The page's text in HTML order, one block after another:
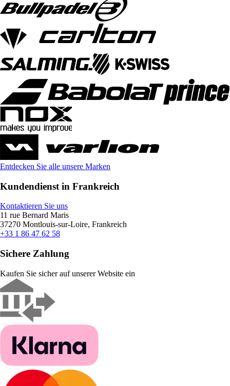
Entdecken Sie alle unsere Marken
Kundendienst in Frankreich
Kontaktieren Sie uns
11 rue Bernard Maris
37270 Montlouis-sur-Loire, Frankreich
+33 1 86 47 62 58
Sichere Zahlung
Kaufen Sie sicher auf unserer Website ein